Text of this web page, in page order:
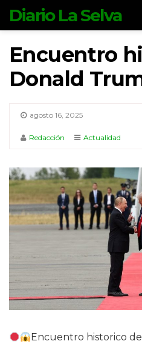
Diario La Selva
Encuentro
Donald
agosto 16, 2025
Redacción Actualidad
Encuentro historico